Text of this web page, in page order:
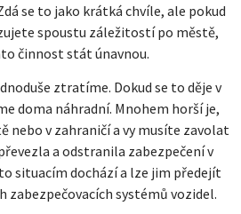
se to jako krátká chvíle, ale pokud
spoustu záležitostí po městě,
činnost stát únavnou.
ztratíme. Dokud se to děje v
doma náhradní. Mnohem horší je,
nebo v zahraničí a vy musíte zavolat
a odstranila zabezpečení v
situacím dochází a lze jim předejít
zabezpečovacích systémů vozidel.